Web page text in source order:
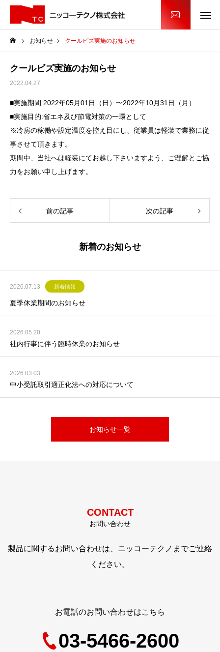
お知らせ クールビズ実施のお知らせ
クールビズ実施のお知らせ
2022.04.27
■実施期間:2022年05月01日（日）〜2022年10月31日（月）
■実施目的:省エネ及び節電対策の一環として
※冷房の稼働や設定温度を控え目にし、従業員は軽装で業務に従
事させて頂きます。
期間中、当社へは軽装にてお越し下さいますよう、ご理解とご協
力をお願い申し上げます。
前の記事 次の記事
新着のお知らせ
2026.07.13 新着情報
夏季休業期間のお知らせ
2026.05.20
社内行事に伴う臨時休業のお知らせ
2026.03.03
中小受託取引適正化法への対応について
お知らせ一覧
CONTACT
お問い合わせ
製品に関するお問い合わせは、ニッコーテクノまでご連絡
ください。
お電話のお問い合わせはこちら
03-5466-2600